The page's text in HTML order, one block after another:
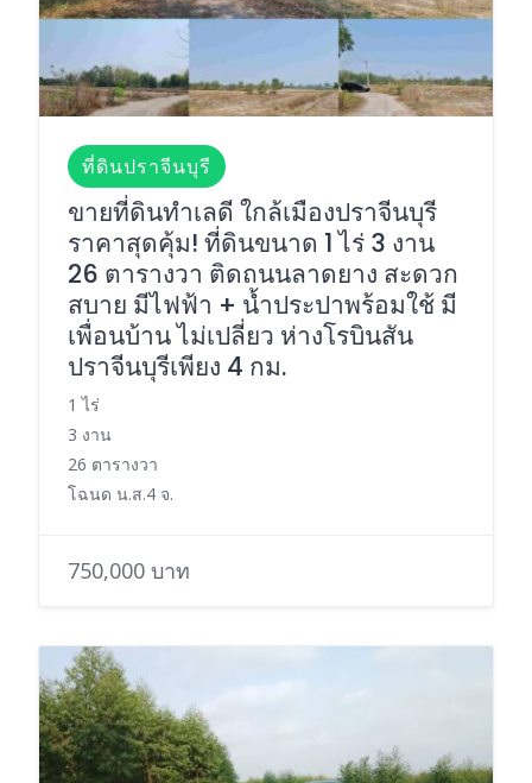
ที่ดินปราจีนบุรี
ขายที่ดินทำเลดี ใกล้เมืองปราจีนบุรี
ราคาสุดคุ้ม! ที่ดินขนาด 1 ไร่ 3 งาน
26 ตารางวา ติดถนนลาดยาง สะดวก
สบาย มีไฟฟ้า + น้ำประปาพร้อมใช้ มี
เพื่อนบ้าน ไม่เปลี่ยว ห่างโรบินสัน
ปราจีนบุรีเพียง 4 กม.
1 ไร่
3 งาน
26 ตารางวา
โฉนด น.ส.4 จ.
750,000 บาท